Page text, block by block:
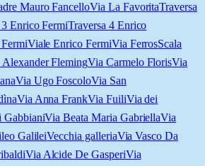
Mauro FancelloVia La FavoritaTraversa
3 Enrico FermiTraversa 4 Enrico
Viale Enrico FermiVia FerrosScala
Alexander FlemingVia Carmelo FlorisVia
Via Ugo FoscoloVia San
Via Anna FrankVia FuiliVia dei
GabbianiVia Beata Maria GabriellaVia
GalileiVecchia galleriaVia Vasco Da
Via Alcide De GasperiVia